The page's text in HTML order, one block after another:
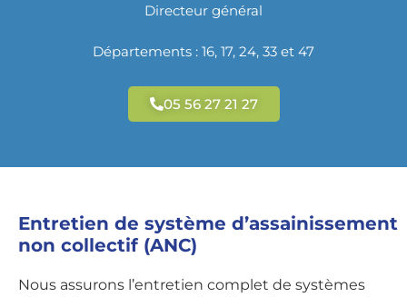
Directeur général
Départements : 16, 17, 24, 33 et 47
05 56 27 21 27
Entretien de système d’assainissement
non collectif (ANC)
Nous assurons l’entretien complet de systèmes